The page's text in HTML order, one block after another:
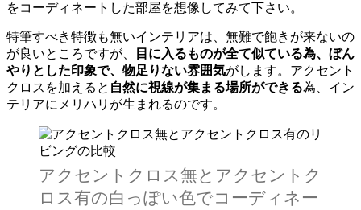
をコーディネートした部屋を想像してみて下さい。
特筆すべき特徴も無いインテリアは、無難で飽きが来ないの
が良いところですが、
目に入るものが全て似ている為、ぼん
やりとした印象で、物足りない雰囲気がします。アクセント
クロスを加えると 自然に視線が集まる場所ができる為、イン
テリアにメリハリが生まれるのです。
アクセントクロス無とアクセントク
ロス有の白っぽい色でコーディネー